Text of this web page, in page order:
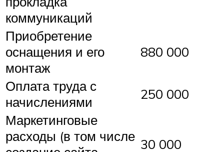
коммуникаций
Приобретение
оснащения и его
монтаж
880 000
Оплата труда с
начислениями
250 000
Маркетинговые
расходы (в том числе 30 000